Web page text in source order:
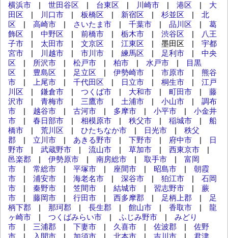
横浜市 | 世田谷区 | 台東区 | 川崎市 | 港区 | 大
田区 | 川口市 | 板橋区 | 新宿区 | 杉並区 | 北
区 | 高崎市 | さいたま市 | 千葉市 | 品川区 | 葛
飾区 | 中野区 | 前橋市 | 栃木市 | 渋谷区 |
八王
子市 | 太田市 | 文京区 | 江東区 | 墨田区 | 宇都
宮市 | 川越市 | 市川市 | 練馬区 | 足利市 | 中央
区 | 所沢市 | 松戸市 | 柏市 | 水戸市 |
目黒
区 | 豊島区 | 足立区 | 伊勢崎市 | 市原市 | 熊谷
市 | 上尾市 | 千代田区 | 日立市 | 桐生市 | 江戸
川区 | 鎌倉市 | つくば市 | 大和市 | 町田市 | 藤
沢市 | 青梅市 | 三鷹市 | 土浦市 | 小山市 | 調布
市 | 越谷市 | 古河市 | 多摩市 | 小平市 | 小金井
市 | 春日部市 | 相模原市 | 秩父市 | 稲城市 | 船
橋市 | 荒川区 | ひたちなか市 | 日光市 | 秩父
郡 | 立川市 | あきる野市 | 下野市 | 府中市 |
日
野市 | 武蔵野市 | 流山市 | 草加市 | 西東京市 |
邑楽郡 | 伊勢原市 | 南房総市 | 取手市 | 富岡
市 | 常総市 | 平塚市 | 座間市 | 昭島市 | 朝霞
市 | 浦安市 | 海老名市 | 深谷市 | 狛江市 | 石岡
市 | 秦野市 | 笠間市 | 結城市 | 習志野市 | 蕨
市 | 藤岡市 | 行田市 | 西多摩郡 | 足柄上郡 |
足
柄下郡 | 那珂郡 | 長生郡 | 館山市 | 香取市 | 龍
ヶ崎市 | つくばみらい市 | ふじみ野市 | みどり
市 | 三浦郡 | 下妻市 | 久喜市 | 佐波郡 | 佐野
市 | 入間市 | 加須市 | 北本市 | 吉川市 | 君津